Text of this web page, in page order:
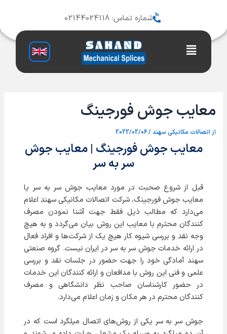
محتوا
شماره تماس: 02144024118
Main
Menu
معایب جوش فورجینگ
از اتصالات مکانیکی سهند/
2022/02/06
معایب جوش فورجینگ | معایب جوش
سر به سر
قبل از شروع صحبت در مورد معایب جوش سر به سر یا
معایب جوش فورجینگ، شرکت اتصالات مکانیکی سهند اعلام
می‌دارد که مطالب ذيل فقط جهت آشنا نمودن مصرف
كنندگان محترم با معايب اين روش بيان می‌گردد و به هيچ
وجه نقد و بررسی شيوه كار هيچ يك از شركت‌ها و افراد فعال
در ارائه خدمات جوش سر به سر در ايران نیست. گروه صنعتي
سهند آمادگي خود را جهت حضور در جلسات نقد و بررسي
علمی و فنی اين روش با مدافعان و ارائه كنندگان اين خدمات
در حضور كارشناسان صاحب نظر دانشگاهی و مصرف
كنندگان محترم در هر مكان و زمان اعلام می‌دارد.
جوش سر به سر یکی از روش‌های اتصال میلگرد است که در